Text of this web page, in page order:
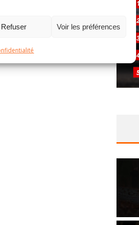
Refuser Voir les préférences